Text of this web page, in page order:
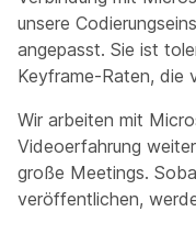
unsere
angepasst. Sie ist
Keyframe-Raten, die
Wir arbeiten mit
Videoerfahrung
große Meetings.
veröffentlichen,